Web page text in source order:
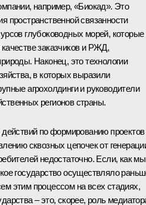
например, «Биокад». Это
пространственной связанности
глубоководных морей, которые
заказчиков и РЖД,
Наконец, это технологии
в которых выразили
агрохолдинги и руководители
регионов страны.
по формированию проектов
сквозных цепочек от
недостаточно. Если, как мы
государство осуществляло
этим процессом на всех стадиях,
– это, скорее, роль